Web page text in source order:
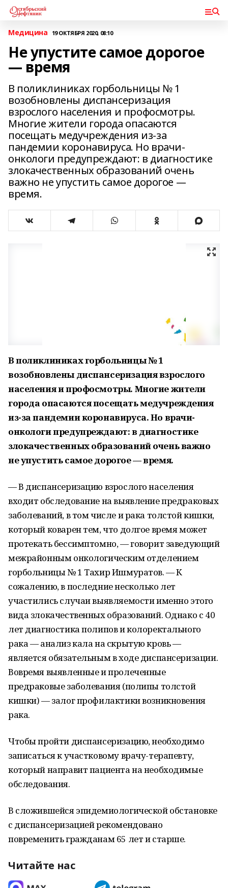
Медицина 19 ОКТЯБРЯ 2020, 08:10
Не упустите самое дорогое
— время
В поликлиниках горбольницы № 1
возобновлены диспансеризация
взрослого населения и профосмотры.
Многие жители города опасаются
посещать медучреждения из-за
пандемии коронавируса. Но врачи-
онкологи предупреждают: в диагностике
злокачественных образований очень
важно не упустить самое дорогое —
время.
В поликлиниках горбольницы № 1
возобновлены диспансеризация взрослого
населения и профосмотры. Многие жители
города опасаются посещать медучреждения
из-за пандемии коронавируса. Но врачи-
онкологи предупреждают: в диагностике
злокачественных образований очень важно
не упустить самое дорогое — время.
— В диспансеризацию взрослого населения
входит обследование на выявление предраковых
заболеваний, в том числе и рака толстой кишки,
который коварен тем, что долгое время может
протекать бессимптомно, — говорит заведующий
межрайонным онкологическим отделением
горбольницы № 1 Тахир Ишмуратов. — К
сожалению, в последние несколько лет
участились случаи выявляемости именно этого
вида злокачественных образований. Однако с 40
лет диагностика полипов и колоректального
рака — анализ кала на скрытую кровь —
является обязательным в ходе диспансеризации.
Вовремя выявленные и пролеченные
предраковые заболевания (полипы толстой
кишки) — залог профилактики возникновения
рака.
Чтобы пройти диспансеризацию, необходимо
записаться к участковому врачу-терапевту,
который направит пациента на необходимые
обследования.
В сложившейся эпидемиологической обстановке
с диспансеризацией рекомендовано
повременить гражданам 65 лет и старше.
Читайте нас